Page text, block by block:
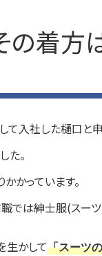
の着
て入社した樋口と申
た。
かっています。
では紳士服(スー
生かして「スーツ